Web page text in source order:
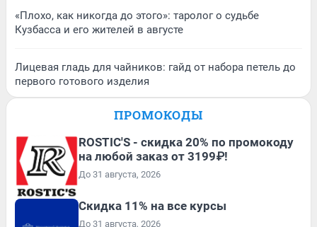
«Плохо, как никогда до этого»: таролог о судьбе
Кузбасса и его жителей в августе
Лицевая гладь для чайников: гайд от набора петель до
первого готового изделия
ПРОМОКОДЫ
ROSTIC'S - скидка 20% по промокоду
на любой заказ от 3199₽!
До 31 августа, 2026
Скидка 11% на все курсы
До 31 августа, 2026